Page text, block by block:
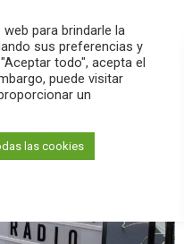
search menu pause PLAY
para brindarle la
sus preferencias y
todo", acepta el
puede visitar
un
las cookies